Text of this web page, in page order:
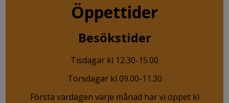
Öppettider
Besökstider
Tisdagar kl 12.30-15.00
Torsdagar kl 09.00-11.30
Första vardagen varje månad har vi öppet kl